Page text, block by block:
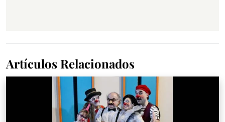
Artículos Relacionados